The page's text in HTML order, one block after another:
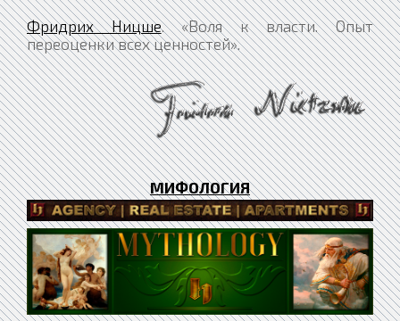
Фридрих Ницше. «Воля к власти. Опыт
переоценки всех ценностей».
МИФОЛОГИЯ